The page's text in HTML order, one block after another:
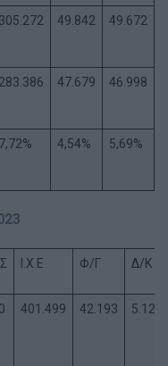
305.272 49.842 49.672
283.386 47.679 46.998
7,72% 4,54% 5,69%
Ι.Χ.Ε Φ/Γ Δ/Κ
401.499 42.193 5.125